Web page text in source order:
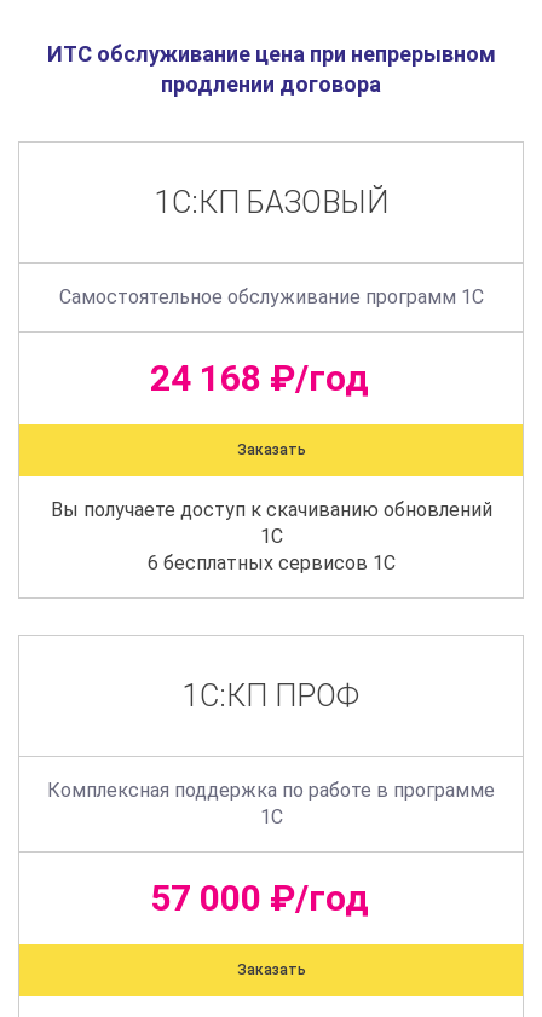
ИТС обслуживание цена при непрерывном
продлении договора
1С:КП БАЗОВЫЙ
Самостоятельное обслуживание программ 1С
24 168 ₽/год
Заказать
Вы получаете доступ к скачиванию обновлений
1С
6 бесплатных сервисов 1С
1С:КП ПРОФ
Комплексная поддержка по работе в программе
1С
57 000 ₽/год
Заказать